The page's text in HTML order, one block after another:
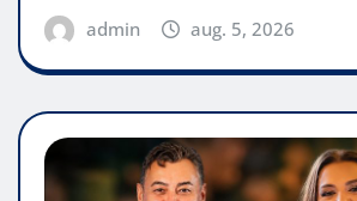
admin aug. 5, 2026